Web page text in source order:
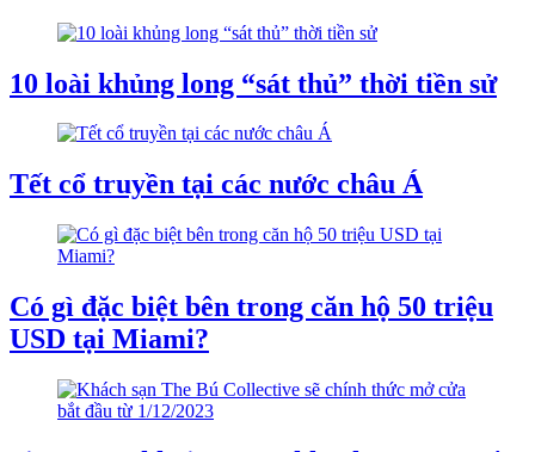
10 loài khủng long “sát thủ” thời tiền sử
Tết cổ truyền tại các nước châu Á
Có gì đặc biệt bên trong căn hộ 50 triệu
USD tại Miami?